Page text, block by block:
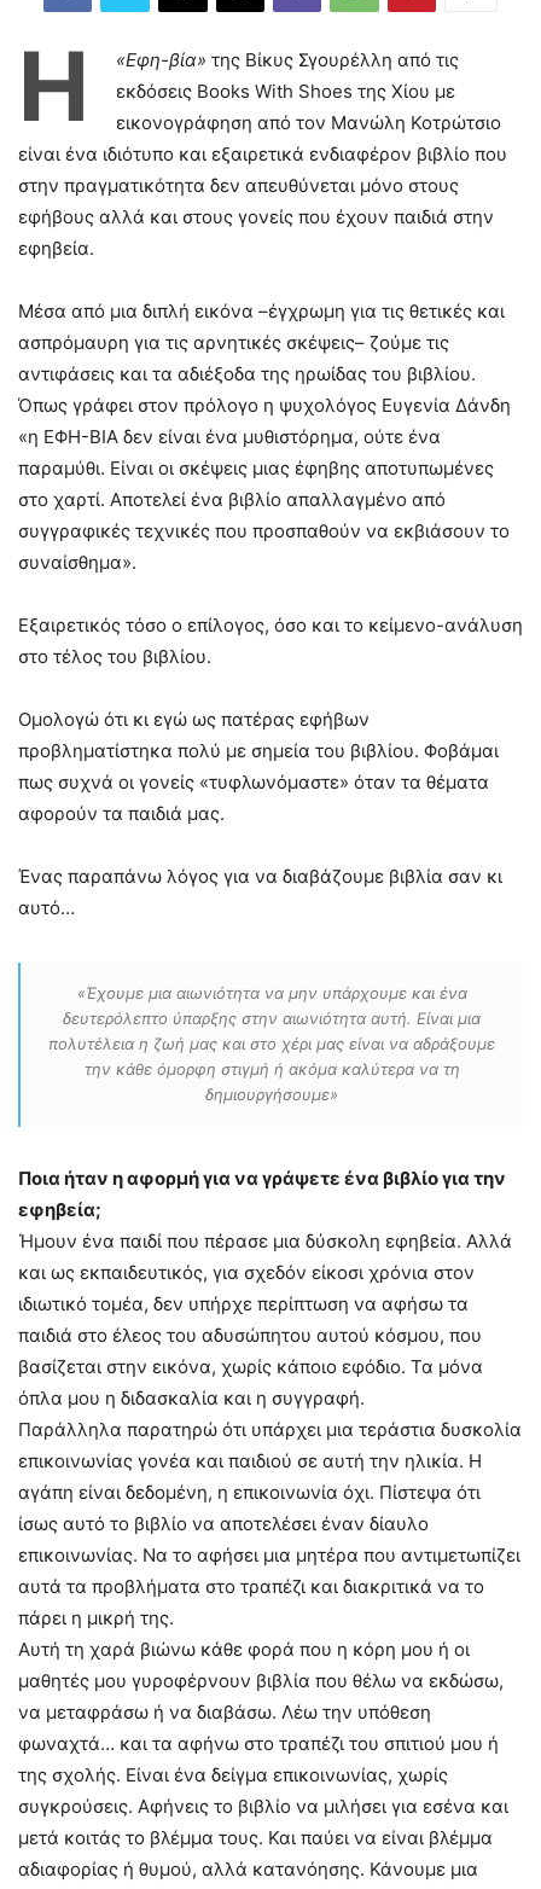
Η «Εφη-βία» της Βίκυς Σγουρέλλη από τις
εκδόσεις Books With Shoes της Χίου με
εικονογράφηση από τον Μανώλη Κοτρώτσιο
είναι ένα ιδιότυπο και εξαιρετικά ενδιαφέρον βιβλίο που
στην πραγματικότητα δεν απευθύνεται μόνο στους
εφήβους αλλά και στους γονείς που έχουν παιδιά στην
εφηβεία.
Μέσα από μια διπλή εικόνα –έγχρωμη για τις θετικές και
ασπρόμαυρη για τις αρνητικές σκέψεις– ζούμε τις
αντιφάσεις και τα αδιέξοδα της ηρωίδας του βιβλίου.
Όπως γράφει στον πρόλογο η ψυχολόγος Ευγενία Δάνδη
«η ΕΦΗ-ΒΙΑ δεν είναι ένα μυθιστόρημα, ούτε ένα
παραμύθι. Είναι οι σκέψεις μιας έφηβης αποτυπωμένες
στο χαρτί. Αποτελεί ένα βιβλίο απαλλαγμένο από
συγγραφικές τεχνικές που προσπαθούν να εκβιάσουν το
συναίσθημα».
Εξαιρετικός τόσο ο επίλογος, όσο και το κείμενο-ανάλυση
στο τέλος του βιβλίου.
Ομολογώ ότι κι εγώ ως πατέρας εφήβων
προβληματίστηκα πολύ με σημεία του βιβλίου. Φοβάμαι
πως συχνά οι γονείς «τυφλωνόμαστε» όταν τα θέματα
αφορούν τα παιδιά μας.
Ένας παραπάνω λόγος για να διαβάζουμε βιβλία σαν κι
αυτό…
«Έχουμε μια αιωνιότητα να μην υπάρχουμε και ένα
δευτερόλεπτο ύπαρξης στην αιωνιότητα αυτή. Είναι μια
πολυτέλεια η ζωή μας και στο χέρι μας είναι να αδράξουμε
την κάθε όμορφη στιγμή ή ακόμα καλύτερα να τη
δημιουργήσουμε»
Ποια ήταν η αφορμή για να γράψετε ένα βιβλίο για την
εφηβεία;
Ήμουν ένα παιδί που πέρασε μια δύσκολη εφηβεία. Αλλά
και ως εκπαιδευτικός, για σχεδόν είκοσι χρόνια στον
ιδιωτικό τομέα, δεν υπήρχε περίπτωση να αφήσω τα
παιδιά στο έλεος του αδυσώπητου αυτού κόσμου, που
βασίζεται στην εικόνα, χωρίς κάποιο εφόδιο. Τα μόνα
όπλα μου η διδασκαλία και η συγγραφή.
Παράλληλα παρατηρώ ότι υπάρχει μια τεράστια δυσκολία
επικοινωνίας γονέα και παιδιού σε αυτή την ηλικία. Η
αγάπη είναι δεδομένη, η επικοινωνία όχι. Πίστεψα ότι
ίσως αυτό το βιβλίο να αποτελέσει έναν δίαυλο
επικοινωνίας. Να το αφήσει μια μητέρα που αντιμετωπίζει
αυτά τα προβλήματα στο τραπέζι και διακριτικά να το
πάρει η μικρή της.
Αυτή τη χαρά βιώνω κάθε φορά που η κόρη μου ή οι
μαθητές μου γυροφέρνουν βιβλία που θέλω να εκδώσω,
να μεταφράσω ή να διαβάσω. Λέω την υπόθεση
φωναχτά… και τα αφήνω στο τραπέζι του σπιτιού μου ή
της σχολής. Είναι ένα δείγμα επικοινωνίας, χωρίς
συγκρούσεις. Αφήνεις το βιβλίο να μιλήσει για εσένα και
μετά κοιτάς το βλέμμα τους. Και παύει να είναι βλέμμα
αδιαφορίας ή θυμού, αλλά κατανόησης. Κάνουμε μια